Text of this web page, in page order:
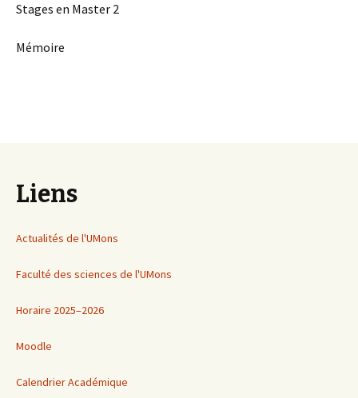
Stages en Master 2
Mémoire
Liens
Actualités de l'UMons
Faculté des sciences de l'UMons
Horaire 2025–2026
Moodle
Calendrier Académique